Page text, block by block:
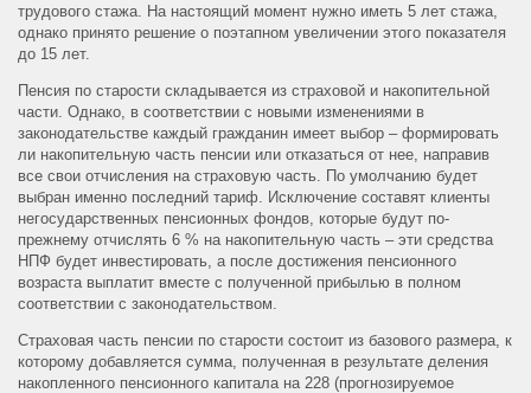
трудового стажа. На настоящий момент нужно иметь 5 лет стажа,
однако принято решение о поэтапном увеличении этого показателя
до 15 лет.
Пенсия по старости складывается из страховой и накопительной
части. Однако, в соответствии с новыми изменениями в
законодательстве каждый гражданин имеет выбор – формировать
ли накопительную часть пенсии или отказаться от нее, направив
все свои отчисления на страховую часть. По умолчанию будет
выбран именно последний тариф. Исключение составят клиенты
негосударственных пенсионных фондов, которые будут по-
прежнему отчислять 6 % на накопительную часть – эти средства
НПФ будет инвестировать, а после достижения пенсионного
возраста выплатит вместе с полученной прибылью в полном
соответствии с законодательством.
Страховая часть пенсии по старости состоит из базового размера, к
которому добавляется сумма, полученная в результате деления
накопленного пенсионного капитала на 228 (прогнозируемое